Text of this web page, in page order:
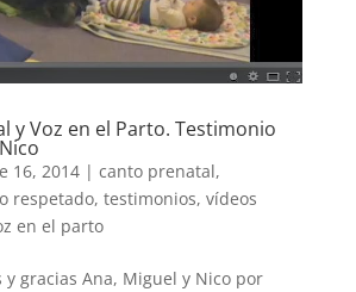
y Voz en el Parto. Testimonio
16, 2014| canto prenatal,
respetado, testimonios, vídeos
en el parto
y gracias Ana, Miguel y Nico por